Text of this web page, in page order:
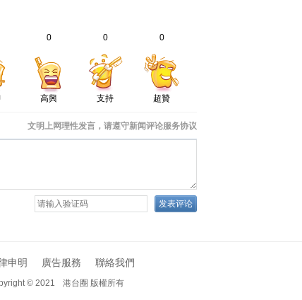
0
高興
0
支持
0
超贊
申明 廣告服務 聯絡我們
© 2021 港台圈 版權所有